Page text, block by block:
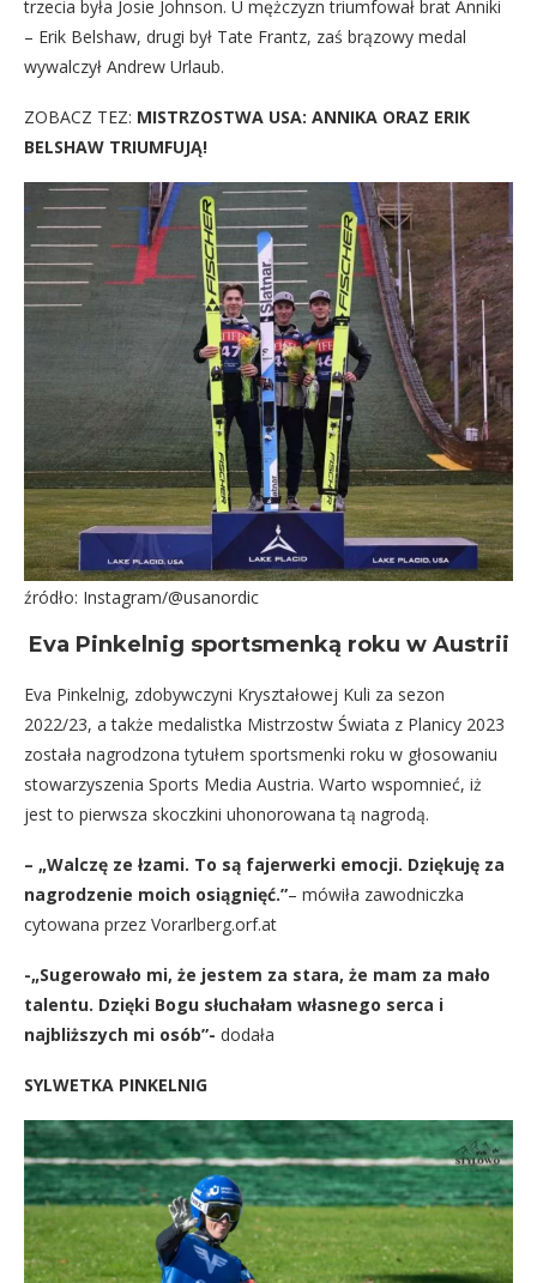
trzecia była Josie Johnson. U mężczyzn triumfował brat Anniki
– Erik Belshaw, drugi był Tate Frantz, zaś brązowy medal
wywalczył Andrew Urlaub.
ZOBACZ TEZ: MISTRZOSTWA USA: ANNIKA ORAZ ERIK
BELSHAW TRIUMFUJĄ!
źródło: Instagram/@usanordic
Eva Pinkelnig sportsmenką roku w Austrii
Eva Pinkelnig, zdobywczyni Kryształowej Kuli za sezon
2022/23, a także medalistka Mistrzostw Świata z Planicy 2023
została nagrodzona tytułem sportsmenki roku w głosowaniu
stowarzyszenia Sports Media Austria. Warto wspomnieć, iż
jest to pierwsza skoczkini uhonorowana tą nagrodą.
– „Walczę ze łzami. To są fajerwerki emocji. Dziękuję za
nagrodzenie moich osiągnięć.”– mówiła zawodniczka
cytowana przez Vorarlberg.orf.at
-„Sugerowało mi, że jestem za stara, że mam za mało
talentu. Dzięki Bogu słuchałam własnego serca i
najbliższych mi osób”- dodała
SYLWETKA PINKELNIG